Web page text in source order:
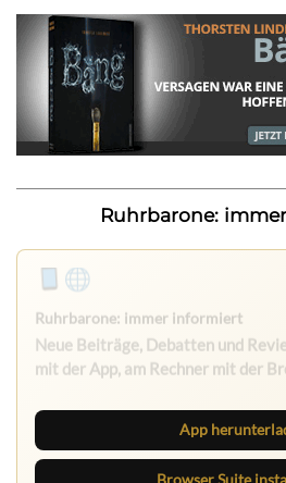
Ruhrbarone:
App
Browser Suite